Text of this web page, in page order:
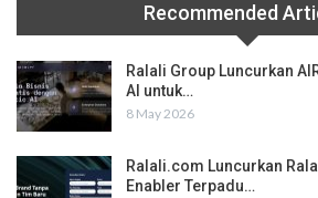
Recommended
Ralali Group Luncurkan
AI untuk…
8 May 2026
Ralali.com Luncurkan
Enabler Terpadu…